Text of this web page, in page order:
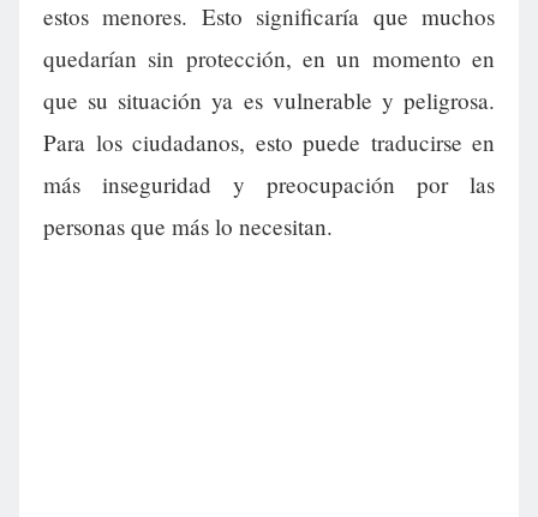
estos menores. Esto significaría que muchos
quedarían sin protección, en un momento en
que su situación ya es vulnerable y peligrosa.
Para los ciudadanos, esto puede traducirse en
más inseguridad y preocupación por las
personas que más lo necesitan.